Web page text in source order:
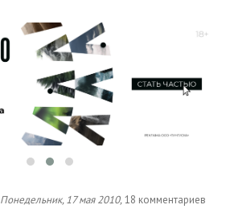
Понедельник, 17 мая 2010,18 комментариев